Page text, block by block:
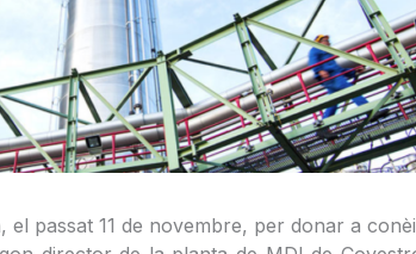
el passat 11 de novembre, per donar a